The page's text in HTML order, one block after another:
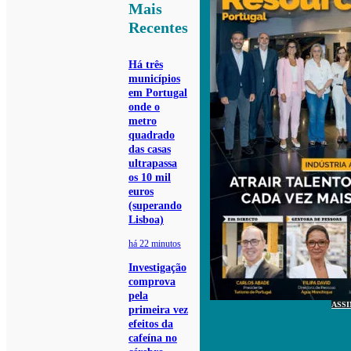
Mais
Recentes
Há três
municípios
em Portugal
onde o
metro
quadrado
das casas
ultrapassa
os 10 mil
euros
(superando
Lisboa)
há 22 minutos
Investigação
comprova
pela
primeira vez
efeitos da
cafeína no